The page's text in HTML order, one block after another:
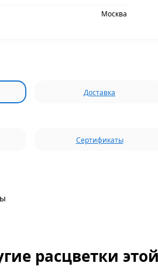
Москва
Доставка
Сертификаты
расцветки